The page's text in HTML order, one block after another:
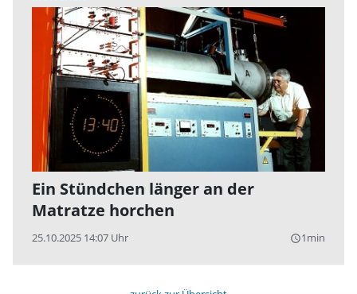
Ein Stündchen länger an der
Matratze horchen
25.10.2025 14:07 Uhr query_builder1min